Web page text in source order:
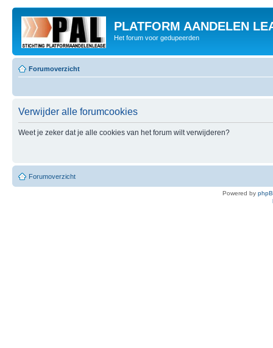
PLATFORM AANDELEN
Het forum voor gedupeerden
Forumoverzicht
Verwijder alle forumcookies
Weet je zeker dat je alle cookies van het forum wilt verwijderen?
Forumoverzicht
Powered by